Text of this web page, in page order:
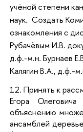
учёной степени
наук. Создать
ознакомления с
Рубачёвым И.В.
д.ф.-м.н. Бурнаев
Калягин В.А., д.ф.-
12. Принять к
Егора
объяснению
ансамблей